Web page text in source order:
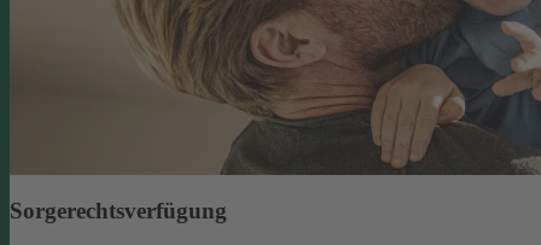
Sorgerechtsverfügung